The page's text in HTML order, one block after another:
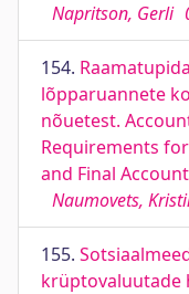
Napritson, Gerli
154.
lõpparuannete
nõuetest.
Requirements
and Final
Naumovets,
155.
krüptovaluutade